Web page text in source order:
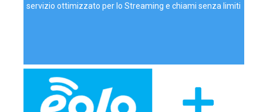
servizio ottimizzato per lo Streaming e chiami senza limiti